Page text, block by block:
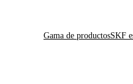
Gama de productosSKF